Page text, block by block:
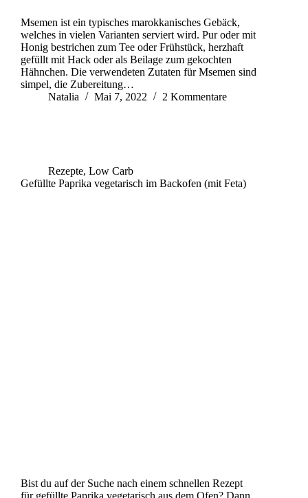
Msemen ist ein typisches marokkanisches Gebäck,
welches in vielen Varianten serviert wird. Pur oder mit
Honig bestrichen zum Tee oder Frühstück, herzhaft
gefüllt mit Hack oder als Beilage zum gekochten
Hähnchen. Die verwendeten Zutaten für Msemen sind
simpel, die Zubereitung…
Natalia
Mai 7, 2022 2 Kommentare
Rezepte, Low Carb
Gefüllte Paprika vegetarisch im Backofen (mit Feta)
Bist du auf der Suche nach einem schnellen Rezept